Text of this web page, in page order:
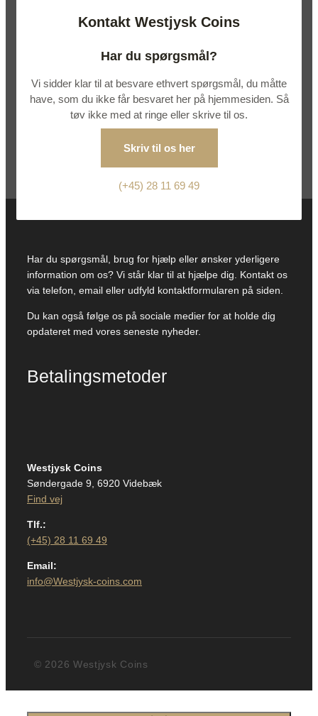
Kontakt Westjysk Coins
Har du spørgsmål?
Vi sidder klar til at besvare ethvert spørgsmål, du måtte
have, som du ikke får besvaret her på hjemmesiden. Så
tøv ikke med at ringe eller skrive til os.
Skriv til os her
(+45) 28 11 69 49
Har du spørgsmål, brug for hjælp eller ønsker yderligere
information om os? Vi står klar til at hjælpe dig. Kontakt os
via telefon, email eller udfyld kontaktformularen på siden.
Du kan også følge os på sociale medier for at holde dig
opdateret med vores seneste nyheder.
Betalingsmetoder
Westjysk Coins
Søndergade 9, 6920 Videbæk
Find vej
Tlf.:
(+45) 28 11 69 49
Email:
info@Westjysk-coins.com
© 2026 Westjysk Coins